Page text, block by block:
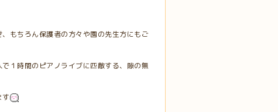
もちろん保護者の方々や園の先生方にもご
１時間のピアノライブに匹敵する、隙の無